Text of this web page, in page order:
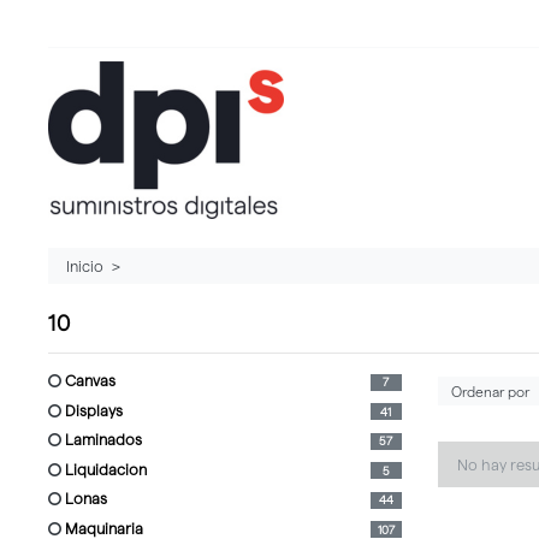
Inicio
10
canvas 7
displays 41
laminados 57
liquidacion 5
lonas 44
maquinaria 107
No hay